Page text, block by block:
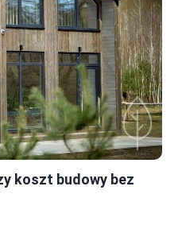
koszt budowy bez